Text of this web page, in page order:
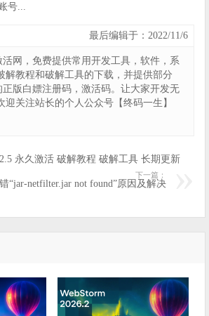
号...
最后编辑于：2022/11/6
活网，免费提供常用开发工具，软件，系
解教程和破解工具的下载，并提供部分
正版白嫖注册码，激活码。让大家开发无
迎关注站长的个人公众号【终码一生】
永久激活 破解教程 破解工具 长期更新
下一篇：
“jar-netfilter.jar not found”原因及解决